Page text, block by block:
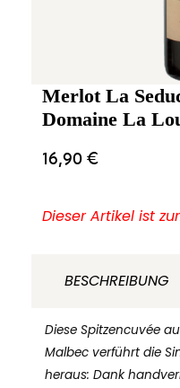
Merlot La
Domaine La
16,90€
Dieser Artikel ist
BESCHREIBUNG
Diese Spitzencuvée
Malbec verführt die
heraus: Dank